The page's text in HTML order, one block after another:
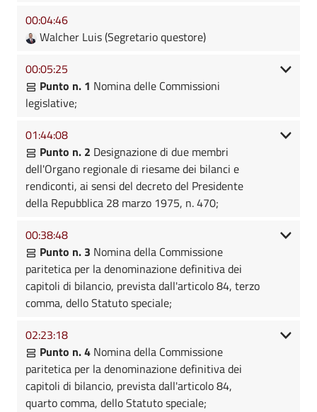
00:04:46
Walcher Luis (Segretario questore)
00:05:25
Punto n. 1 Nomina delle Commissioni
legislative;
01:44:08
Punto n. 2 Designazione di due membri
dell'Organo regionale di riesame dei bilanci e
rendiconti, ai sensi del decreto del Presidente
della Repubblica 28 marzo 1975, n. 470;
00:38:48
Punto n. 3 Nomina della Commissione
paritetica per la denominazione definitiva dei
capitoli di bilancio, prevista dall'articolo 84, terzo
comma, dello Statuto speciale;
02:23:18
Punto n. 4 Nomina della Commissione
paritetica per la denominazione definitiva dei
capitoli di bilancio, prevista dall'articolo 84,
quarto comma, dello Statuto speciale;